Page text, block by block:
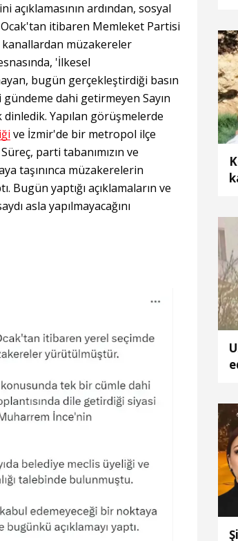
ardından, sosyal
Ocak'tan itibaren Memleket Partisi
müzakereler
'İlkesel
bugün gerçekleştirdiği basın
dahi getirmeyen Sayın
Yapılan görüşmelerde
ve İzmir'de bir metropol ilçe
parti tabanımızın ve
taşınınca müzakerelerin
Bugün yaptığı açıklamaların ve
asla yapılmayacağını